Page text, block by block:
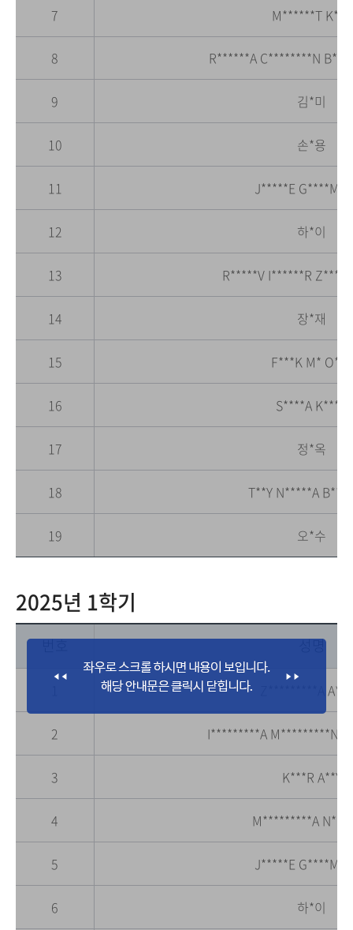
7 M******T K**R
8 R******A C********N
9 김*미
10 손*용
11 J*****E G****M
12 하*이
13 R*****V I******R
14 장*재
15 F***K M* O**R
16 S****A K****I
17 정*옥
18 T**Y N*****A
19 오*수
2025년 1학기
번호 성명
Z*********A
2 I*********A M*********N
3 K***R A**Y
4 M*********A
5 J*****E G****M
6 하*이